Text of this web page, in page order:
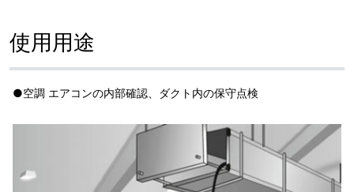
使用用途
●空調 エアコンの内部確認、ダクト内の保守点検